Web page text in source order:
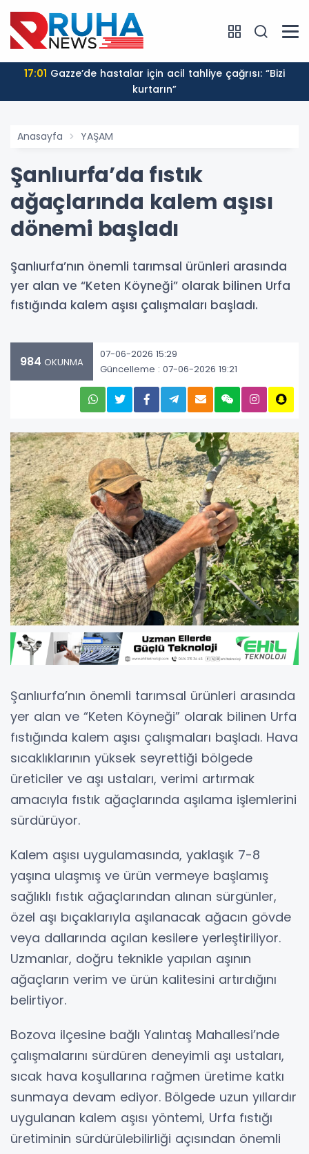
17:01
kurtarın”
Anasayfa YAŞAM
Şanlıurfa’da fıstık
ağaçlarında kalem aşısı
dönemi başladı
Şanlıurfa’nın önemli tarımsal ürünleri arasında
yer alan ve “Keten Köyneği” olarak bilinen Urfa
fıstığında kalem aşısı çalışmaları başladı.
984 OKUNMA
07-06-2026 15:29
Güncelleme : 07-06-2026 19:21
Şanlıurfa’nın önemli tarımsal ürünleri arasında
yer alan ve “Keten Köyneği” olarak bilinen Urfa
fıstığında kalem aşısı çalışmaları başladı. Hava
sıcaklıklarının yüksek seyrettiği bölgede
üreticiler ve aşı ustaları, verimi artırmak
amacıyla fıstık ağaçlarında aşılama işlemlerini
sürdürüyor.
Kalem aşısı uygulamasında, yaklaşık 7-8
yaşına ulaşmış ve ürün vermeye başlamış
sağlıklı fıstık ağaçlarından alınan sürgünler,
özel aşı bıçaklarıyla aşılanacak ağacın gövde
veya dallarında açılan kesilere yerleştiriliyor.
Uzmanlar, doğru teknikle yapılan aşının
ağaçların verim ve ürün kalitesini artırdığını
belirtiyor.
Bozova ilçesine bağlı Yalıntaş Mahallesi’nde
çalışmalarını sürdüren deneyimli aşı ustaları,
sıcak hava koşullarına rağmen üretime katkı
sunmaya devam ediyor. Bölgede uzun yıllardır
uygulanan kalem aşısı yöntemi, Urfa fıstığı
üretiminin sürdürülebilirliği açısından önemli